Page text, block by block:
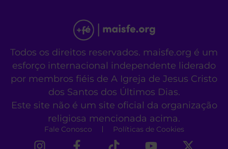
Todos os direitos reservados. maisfe.org é um
esforço internacional independente liderado
por membros fiéis de A Igreja de Jesus Cristo
dos Santos dos Últimos Dias.
Este site não é um site oficial da organização
religiosa mencionada acima.
Fale Conosco Políticas de Cookies